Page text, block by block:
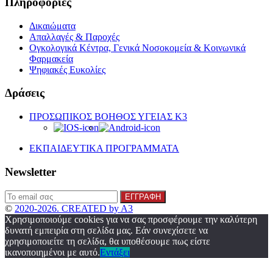
Δικαιώματα
Απαλλαγές & Παροχές
Ογκολογικά Κέντρα, Γενικά Νοσοκομεία & Κοινωνικά
Φαρμακεία
Ψηφιακές Ευκολίες
Δράσεις
ΠΡΟΣΩΠΙΚΟΣ ΒΟΗΘΟΣ ΥΓΕΙΑΣ K3
ΕΚΠΑΙΔΕΥΤΙΚΑ ΠΡΟΓΡΑΜΜΑΤΑ
Newsletter
© 2020-2026. CREATED by A3
Χρησιμοποιούμε cookies για να σας προσφέρουμε την καλύτερη
δυνατή εμπειρία στη σελίδα μας. Εάν συνεχίσετε να
χρησιμοποιείτε τη σελίδα, θα υποθέσουμε πως είστε
ικανοποιημένοι με αυτό.Εντάξει